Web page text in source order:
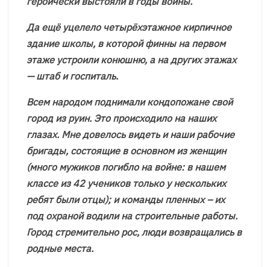
Да ещё уцелело четырёхэтажное кирпичное
здание школы, в которой финны на первом
этаже устроили конюшню, а на других этажах
— штаб и госпиталь.
Всем народом поднимали кондопожане свой
город из руин. Это происходило на наших
глазах. Мне довелось видеть и наши рабочие
бригады, состоящие в основном из женщин
(много мужиков погибло на войне: в нашем
классе из 42 учеников только у нескольких
ребят были отцы); и команды пленных – их
под охраной водили на строительные работы.
Город стремительно рос, люди возвращались в
родные места.